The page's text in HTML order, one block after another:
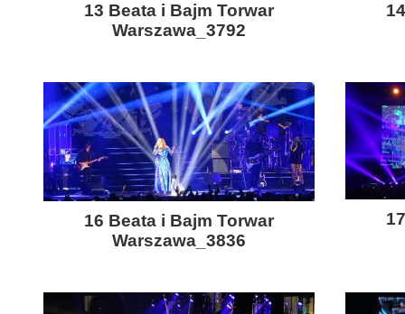
13 Beata i Bajm Torwar
Warszawa_3792
16 Beata i Bajm Torwar
Warszawa_3836